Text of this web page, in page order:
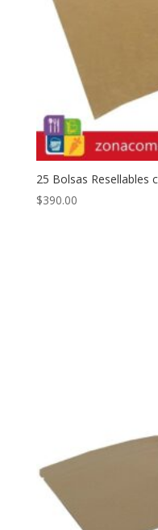
25 Bolsas Resellables
$390.00